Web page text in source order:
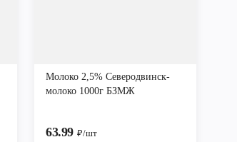
Молоко 2,5% Северодвинск-
молоко 1000г БЗМЖ
63.99 ₽/шт